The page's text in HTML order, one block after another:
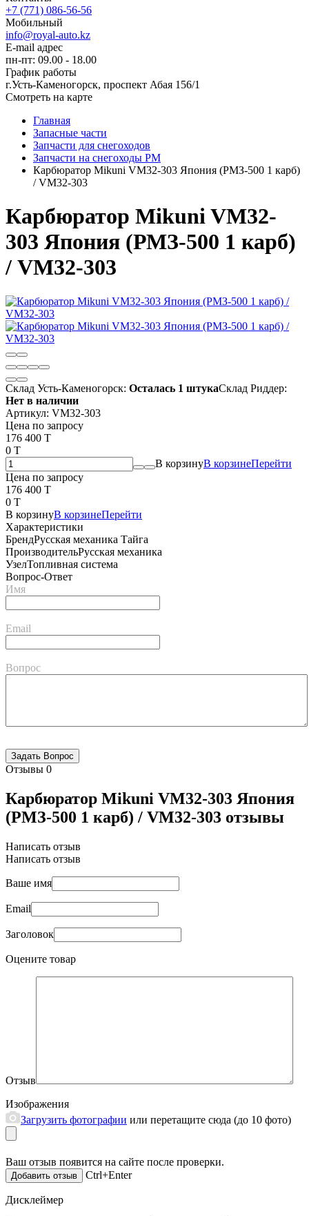
+7 (771) 086-56-56
Мобильный
info@royal-auto.kz
E-mail адрес
пн-пт: 09.00 - 18.00
График работы
г.Усть-Каменогорск, проспект Абая 156/1
Смотреть на карте
Главная
Запасные части
Запчасти для снегоходов
Запчасти на снегоходы РМ
Карбюратор Mikuni VМ32-303 Япония (РМЗ-500 1 карб)
/ VМ32-303
Карбюратор Mikuni VМ32-
303 Япония (РМЗ-500 1 карб)
/ VМ32-303
Склад Усть-Каменогорск: Осталась 1 штукаСклад Риддер:
Нет в наличии
Артикул: VМ32-303
Цена по запросу
176 400 T
0 T
В корзинуВ корзинеПерейти
Цена по запросу
176 400 T
0 T
В корзинуВ корзинеПерейти
Характеристики
БрендРусская механика Тайга
ПроизводительРусская механика
УзелТопливная система
Вопрос-Ответ
Имя
Email
Вопрос
Отзывы 0
Карбюратор Mikuni VМ32-303 Япония
(РМЗ-500 1 карб) / VМ32-303 отзывы
Написать отзыв
Написать отзыв
Ваше имя
Email
Заголовок
Оцените товар
Отзыв
Изображения
Загрузить фотографии или перетащите сюда (до 10 фото)
Ваш отзыв появится на сайте после проверки.
Ctrl+Enter
Дисклеймер